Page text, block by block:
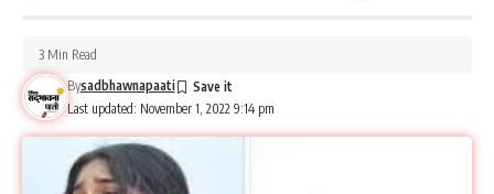
Last updated: November 1, 2022 9:14 pm
Bysadbhawnapaati
3 Min Read